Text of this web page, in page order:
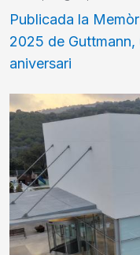
Publicada la
2025 de
aniversari